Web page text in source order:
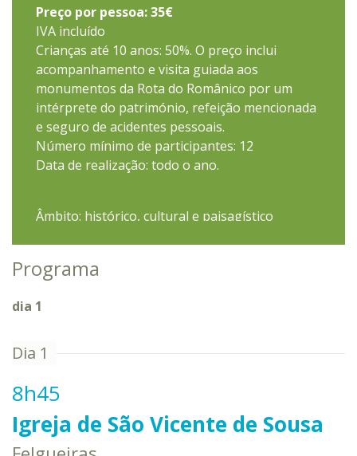
Programa
dia 1
8h45
Igreja de São Vicente de Sousa
Preço por pessoa: 35€
IVA incluído
Crianças até 10 anos: 50%. O preço inclui
acompanhamento e visita guiada aos
monumentos da Rota do Românico por um
intérprete do património, refeição mencionada
e seguro de acidentes pessoais.
Número mínimo de participantes: 12
Data de realização: todo o ano.
Âmbito: histórico, cultural e paisagístico
Grau de dificuldade: fácil/moderado